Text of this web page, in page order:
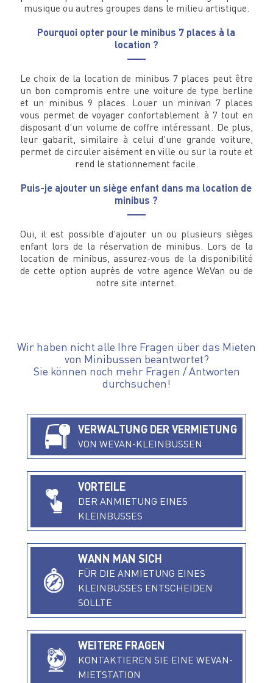
musique ou autres groupes dans le milieu artistique.
Pourquoi opter pour le minibus 7 places à la
location ?
Le choix de la location de minibus 7 places peut être
un bon compromis entre une voiture de type berline
et un minibus 9 places. Louer un minivan 7 places
vous permet de voyager confortablement à 7 tout en
disposant d'un volume de coffre intéressant. De plus,
leur gabarit, similaire à celui d'une grande voiture,
permet de circuler aisément en ville ou sur la route et
rend le stationnement facile.
Puis-je ajouter un siège enfant dans ma location de
minibus ?
Oui, il est possible d'ajouter un ou plusieurs sièges
enfant lors de la réservation de minibus. Lors de la
location de minibus, assurez-vous de la disponibilité
de cette option auprès de votre agence WeVan ou de
notre site internet.
Wir haben nicht alle Ihre Fragen über das Mieten
von Minibussen beantwortet?
Sie können noch mehr Fragen / Antworten
durchsuchen!
VERWALTUNG DER VERMIETUNG
VON WEVAN-KLEINBUSSEN
VORTEILE
DER ANMIETUNG EINES
KLEINBUSSES
WANN MAN SICH
FÜR DIE ANMIETUNG EINES
KLEINBUSSES ENTSCHEIDEN
SOLLTE
WEITERE FRAGEN
KONTAKTIEREN SIE EINE WEVAN-
MIETSTATION